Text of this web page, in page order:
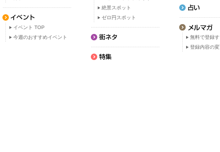
イベント TOP
今週のおすすめイベント
絶景スポット
ゼロ円スポット
無料で登録
登録内容の